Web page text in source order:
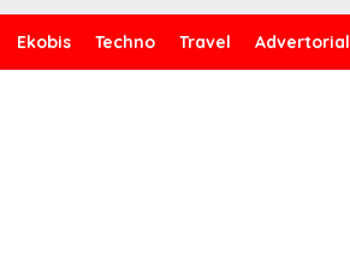
Ekobis Techno Travel Advertorial